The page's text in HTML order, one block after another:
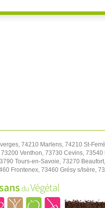
74210 Marlens, 74210 St-
Venthon, 73730 Cevins, 73540
Tours-en-Savoie, 73270
Frontenex, 73460 Grésy s/Isère,